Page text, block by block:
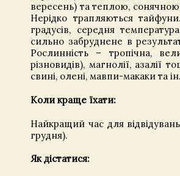
вересень) та теплою,
Нерідко трапляються
градусів, середня
сильно забруднене в
Рослинність – тропічна,
різновидів), магнолії, азалії
свині, олені, мавпи-макаки та ін.
Коли краще їхати:
Найкращий час для
грудня).
Як дістатися: